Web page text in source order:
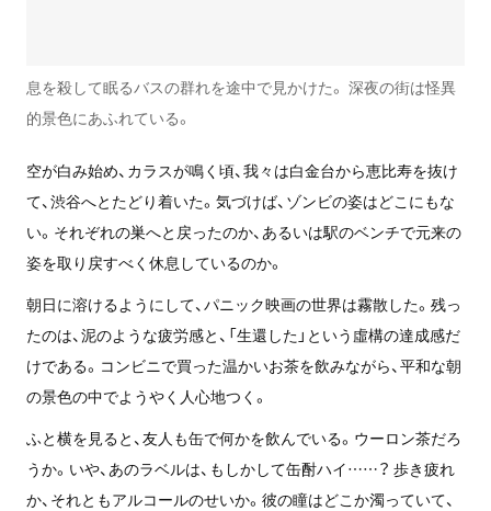
息を殺して眠るバスの群れを途中で見かけた。 深夜の街は怪異
的景色にあふれている。
空が白み始め、カラスが鳴く頃、我々は白金台から恵比寿を抜け
て、渋谷へとたどり着いた。気づけば、ゾンビの姿はどこにもな
い。それぞれの巣へと戻ったのか、あるいは駅のベンチで元来の
姿を取り戻すべく休息しているのか。
朝日に溶けるようにして、パニック映画の世界は霧散した。残っ
たのは、泥のような疲労感と、「生還した」という虛構の達成感だ
けである。コンビニで買った温かいお茶を飲みながら、平和な朝
の景色の中でようやく人心地つく。
ふと横を見ると、友人も缶で何かを飲んでいる。ウーロン茶だろ
うか。いや、あのラベルは、もしかして缶酎ハイ……？ 歩き疲れ
か、それともアルコールのせいか。彼の瞳はどこか濁っていて、